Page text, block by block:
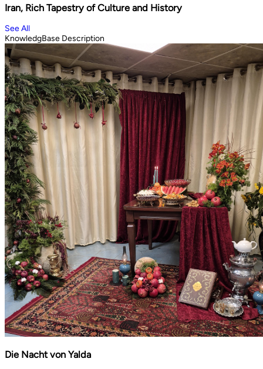
Iran, Rich Tapestry of Culture and History
See All
KnowledgBase Description
Die Nacht von Yalda